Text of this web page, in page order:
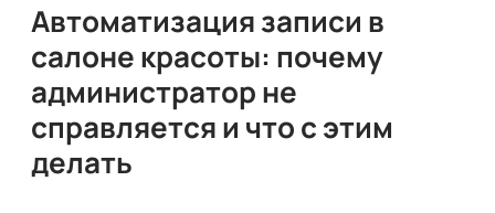
Автоматизация записи в
салоне красоты: почему
администратор не
справляется и что с этим
делать